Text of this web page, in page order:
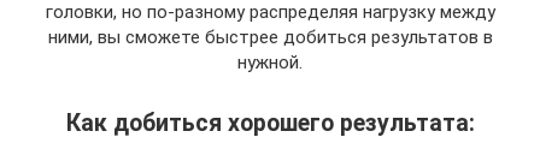
головки, но по-разному распределяя нагрузку между
ними, вы сможете быстрее добиться результатов в
нужной.
Как добиться хорошего результата: